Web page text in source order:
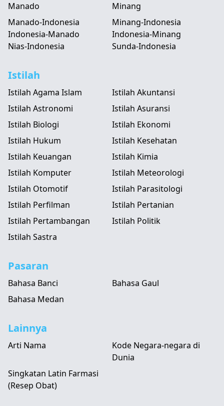
Manado
Manado-Indonesia
Indonesia-Manado
Minang
Minang-Indonesia
Indonesia-Minang
Nias-Indonesia
Sunda-Indonesia
Istilah
Istilah Agama Islam
Istilah Akuntansi
Istilah Astronomi
Istilah Asuransi
Istilah Biologi
Istilah Ekonomi
Istilah Hukum
Istilah Kesehatan
Istilah Keuangan
Istilah Kimia
Istilah Komputer
Istilah Meteorologi
Istilah Otomotif
Istilah Parasitologi
Istilah Perfilman
Istilah Pertanian
Istilah Pertambangan
Istilah Politik
Istilah Sastra
Pasaran
Bahasa Banci
Bahasa Gaul
Bahasa Medan
Lainnya
Arti Nama
Kode Negara-negara di
Dunia
Singkatan Latin Farmasi
(Resep Obat)